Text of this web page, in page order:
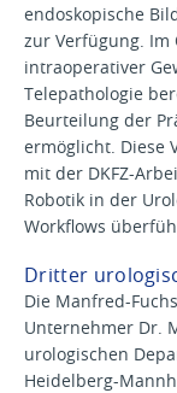
endoskopische
zur Verfügung. Im
intraoperativer
Telepathologie
Beurteilung der
ermöglicht. Diese
mit der DKFZ-
Robotik in der
Workflows
Dritter
Die Manfred-
Unternehmer Dr.
urologischen
Heidelberg-